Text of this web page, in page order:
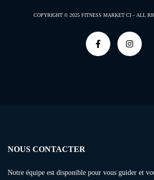
NOUS CONTACTER
Notre équipe est disponible pour vous guider et
COPYRIGHT © 2025 FITNESS MARKET CI – ALL